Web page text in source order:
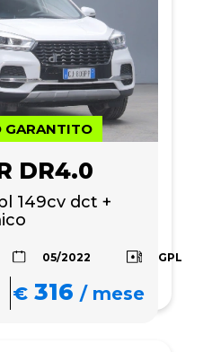
GARANTITO
DR4.0
149cv dct +
05/2022 GPL
€ 316 /mese